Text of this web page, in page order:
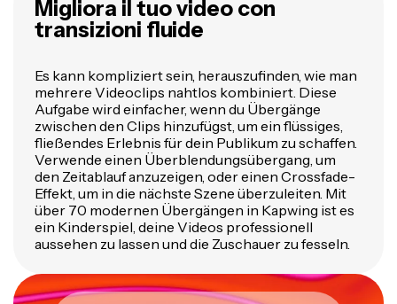
Migliora il tuo video con
transizioni fluide
Es kann kompliziert sein, herauszufinden, wie man
mehrere Videoclips nahtlos kombiniert. Diese
Aufgabe wird einfacher, wenn du Übergänge
zwischen den Clips hinzufügst, um ein flüssiges,
fließendes Erlebnis für dein Publikum zu schaffen.
Verwende einen Überblendungsübergang, um
den Zeitablauf anzuzeigen, oder einen Crossfade-
Effekt, um in die nächste Szene überzuleiten. Mit
über 70 modernen Übergängen in Kapwing ist es
ein Kinderspiel, deine Videos professionell
aussehen zu lassen und die Zuschauer zu fesseln.